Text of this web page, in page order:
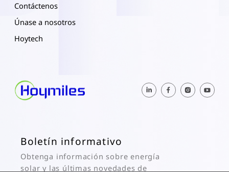
Contáctenos
Únase a nosotros
Hoytech
Boletín informativo
Obtenga información sobre energía
solar y las últimas novedades de